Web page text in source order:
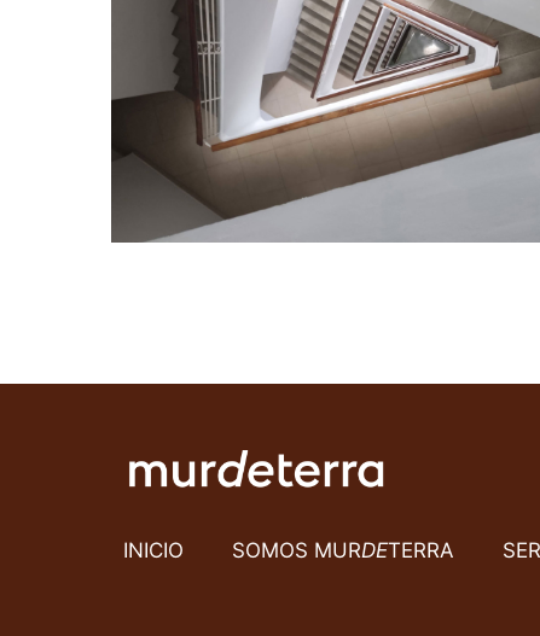
INICIO SOMOS MURDETERRA